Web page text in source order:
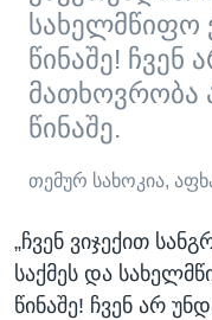
სახელმწიფო
წინაშე! ჩვენ
მათხოვრობა
წინაშე.
თემურ სახოკია,
„ჩვენ ვიჯექით
საქმეს და
წინაშე! ჩვენ არ